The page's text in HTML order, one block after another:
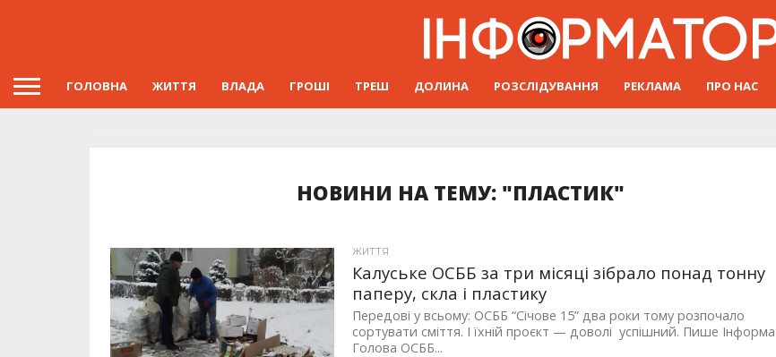
ГОЛОВНА ЖИТТЯ ВЛАДА ГРОШІ ТРЕШ ДОЛИНА РОЗСЛІДУВАННЯ РЕКЛАМА ПРО НАС
НОВИНИ НА ТЕМУ: "ПЛАСТИК"
ЖИТТЯ
Калуське ОСББ за три місяці зібрало понад тонну
паперу, скла і пластику
Передові у всьому: ОСББ “Січове 15” два роки тому розпочало
сортувати сміття. І їхній проєкт — доволі успішний. Пише
Голова ОСББ...